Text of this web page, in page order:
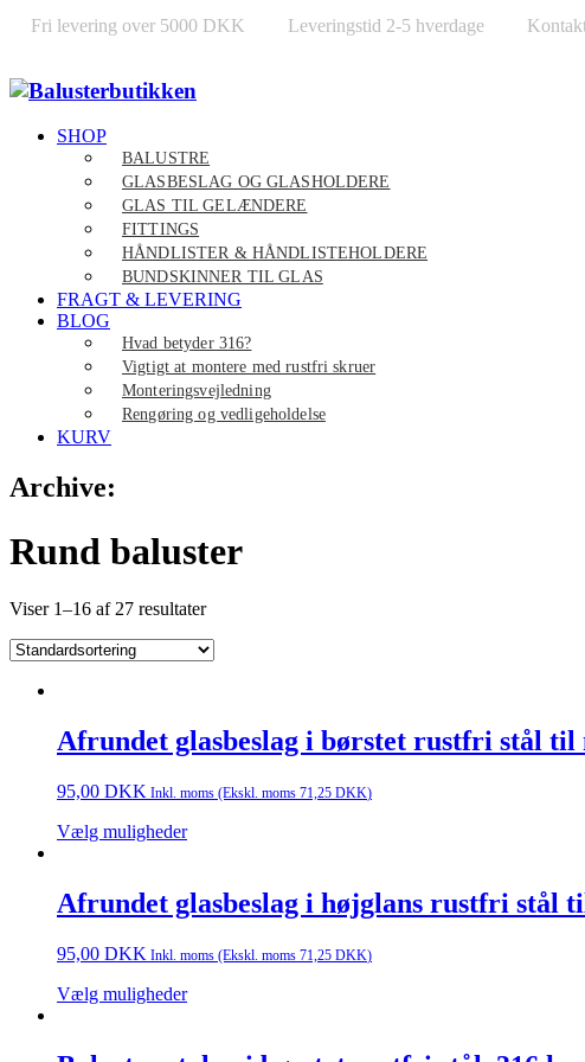
Fri levering over 5000 DKK Leveringstid 2-5 hverdage
SHOP
BALUSTRE
GLASBESLAG OG GLASHOLDERE
GLAS TIL GELÆNDERE
FITTINGS
HÅNDLISTER & HÅNDLISTEHOLDERE
BUNDSKINNER TIL GLAS
FRAGT & LEVERING
BLOG
Hvad betyder 316?
Vigtigt at montere med rustfri skruer
Monteringsvejledning
Rengøring og vedligeholdelse
KURV
Archive:
Rund baluster
Viser 1–16 af 27 resultater
Afrundet glasbeslag i børstet rustfri stål
95,00 DKK Inkl. moms (Ekskl. moms 71,25 DKK)
Vælg muligheder
Afrundet glasbeslag i højglans rustfri stål
95,00 DKK Inkl. moms (Ekskl. moms 71,25 DKK)
Vælg muligheder